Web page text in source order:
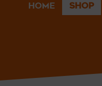
HOME SHOP